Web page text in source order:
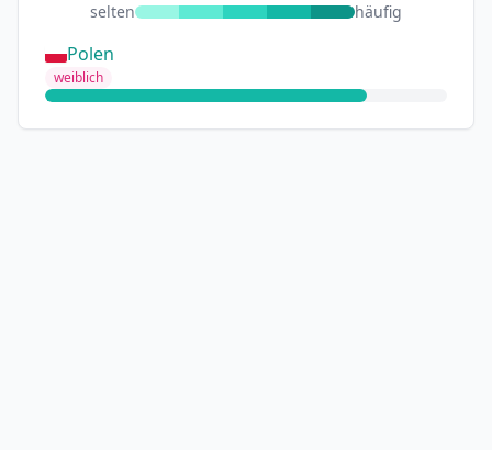
selten häufig
Polen
weiblich